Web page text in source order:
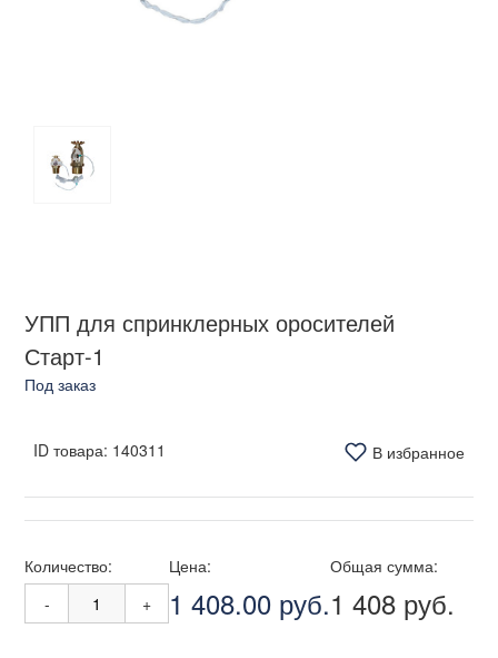
УПП для спринклерных оросителей
Старт-1
Под заказ
ID товара: 140311 В избранное
Количество:
-
+
Цена:
1 408.00 руб.
Общая сумма:
1 408 руб.